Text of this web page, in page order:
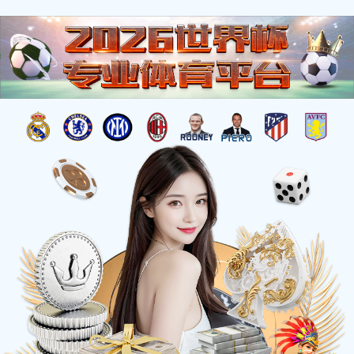
欢迎来到世界杯网页！
资质荣誉|招贤纳士
服务热线：400-6585-899
搜索